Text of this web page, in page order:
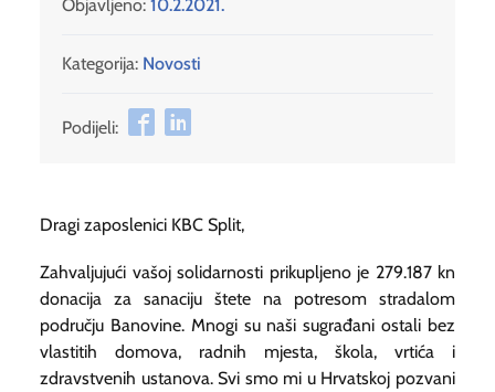
Objavljeno: 10.2.2021.
Kategorija: Novosti
Podijeli:
Dragi zaposlenici KBC Split,
Zahvaljujući vašoj solidarnosti prikupljeno je 279.187 kn
donacija za sanaciju štete na potresom stradalom
području Banovine. Mnogi su naši sugrađani ostali bez
vlastitih domova, radnih mjesta, škola, vrtića i
zdravstvenih ustanova. Svi smo mi u Hrvatskoj pozvani